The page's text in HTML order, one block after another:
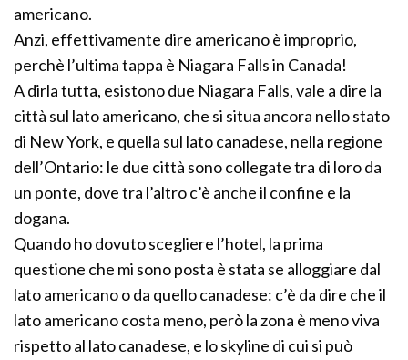
americano.
Anzi, effettivamente dire americano è improprio,
perchè l’ultima tappa è Niagara Falls in Canada!
A dirla tutta, esistono due Niagara Falls, vale a dire la
città sul lato americano, che si situa ancora nello stato
di New York, e quella sul lato canadese, nella regione
dell’Ontario: le due città sono collegate tra di loro da
un ponte, dove tra l’altro c’è anche il confine e la
dogana.
Quando ho dovuto scegliere l’hotel, la prima
questione che mi sono posta è stata se alloggiare dal
lato americano o da quello canadese: c’è da dire che il
lato americano costa meno, però la zona è meno viva
rispetto al lato canadese, e lo skyline di cui si può